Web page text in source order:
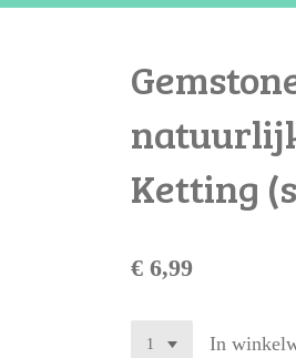
Ketting
€ 6,99
In